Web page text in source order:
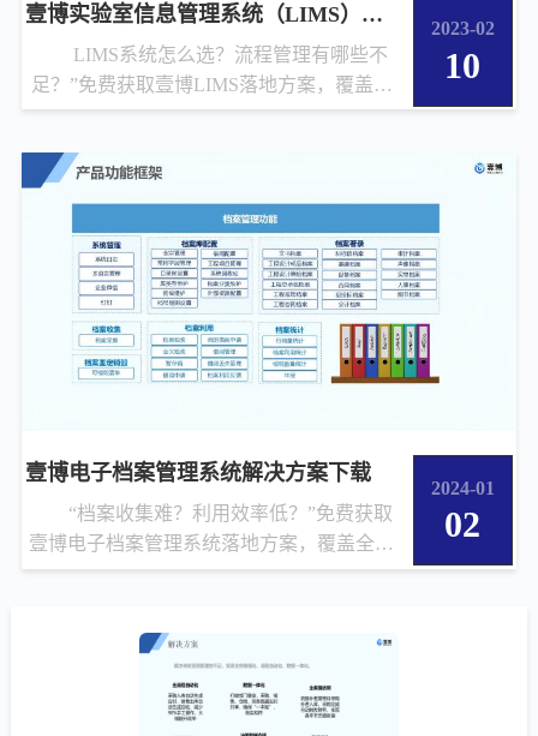
壹博实验室信息管理系统（LIMS）解决方
LIMS系统怎么选？流程管理有哪些不
足？”免费获取壹博LIMS落地方案，覆盖原
始记录、报告生成、设备...
2023-02
10
壹博电子档案管理系统解决方案下载
“档案收集难？利用效率低？”免费获取
壹博电子档案管理系统落地方案，覆盖全宗
管理、自动归档、四性保障，...
2024-01
02